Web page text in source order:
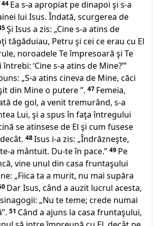
44 Ea s-a apropiat pe dinapoi şi s-a
lui Isus. Îndată, scurgerea de
Şi Isus a zis: „Cine s-a atins de
tăgăduiau, Petru şi cei ce erau cu El
noroadele Te împresoară şi Te
întrebi: ‘Cine s-a atins de Mine?’”
„S-a atins cineva de Mine, căci
din Mine o putere”. 47 Femeia,
de gol, a venit tremurând, s-a
Lui, şi a spus în faţa întregului
se atinsese de El şi cum fusese
48Isus i-a zis: „Îndrăzneşte,
a mântuit. Du-te în pace.” 49 Pe
vine unul din casa fruntaşului
„Fiica ta a murit, nu mai supăra
Dar Isus, când a auzit lucrul acesta,
„Nu te teme; crede numai
. 51 Când a ajuns la casa fruntaşului,